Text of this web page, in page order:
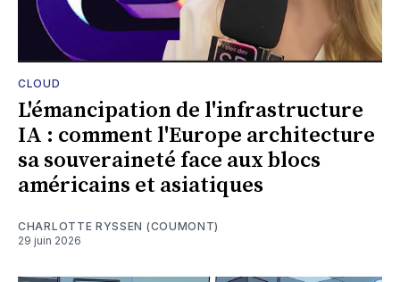
CLOUD
L'émancipation de l'infrastructure
IA : comment l'Europe architecture
sa souveraineté face aux blocs
américains et asiatiques
CHARLOTTE RYSSEN (COUMONT)
29 juin 2026